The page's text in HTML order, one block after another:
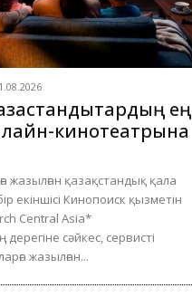
ең
кинотеатрына
жазылған қазақстандық қала
екіншісі Кинопоиск қызметін
Central Asia*
дерегіне сәйкес, сервисті
жазылған...